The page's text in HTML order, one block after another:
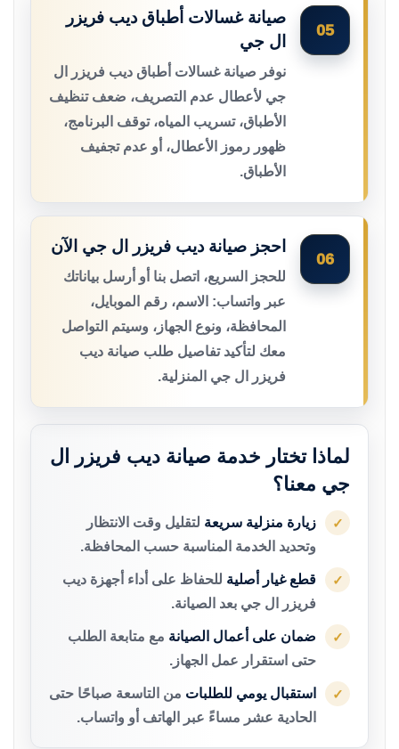
05
صيانة غسالات أطباق ديب فريزر
ال جي
نوفر صيانة غسالات أطباق ديب فريزر ال
جي لأعطال عدم التصريف، ضعف تنظيف
الأطباق، تسريب المياه، توقف البرنامج،
ظهور رموز الأعطال، أو عدم تجفيف
الأطباق.
06
احجز صيانة ديب فريزر ال جي الآن
للحجز السريع، اتصل بنا أو أرسل بياناتك
عبر واتساب: الاسم، رقم الموبايل،
المحافظة، ونوع الجهاز، وسيتم التواصل
معك لتأكيد تفاصيل طلب صيانة ديب
فريزر ال جي المنزلية.
لماذا تختار خدمة صيانة ديب فريزر ال
جي معنا؟
✓ زيارة منزلية سريعة لتقليل وقت الانتظار
وتحديد الخدمة المناسبة حسب المحافظة.
✓ قطع غيار أصلية للحفاظ على أداء أجهزة ديب
فريزر ال جي بعد الصيانة.
✓ ضمان على أعمال الصيانة مع متابعة الطلب
حتى استقرار عمل الجهاز.
✓ استقبال يومي للطلبات من التاسعة صباحًا حتى
الحادية عشر مساءً عبر الهاتف أو واتساب.